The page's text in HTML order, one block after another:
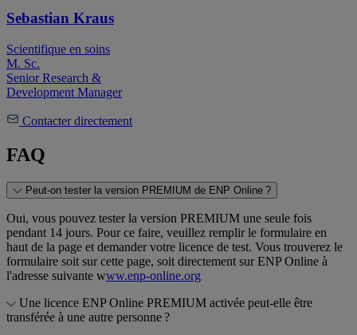
Sebastian Kraus
Scientifique en soins
M. Sc.
Senior Research &
Development Manager
Contacter directement
FAQ
Peut-on tester la version PREMIUM de ENP Online ?
Oui, vous pouvez tester la version PREMIUM une seule fois
pendant 14 jours. Pour ce faire, veuillez remplir le formulaire en
haut de la page et demander votre licence de test. Vous trouverez le
formulaire soit sur cette page, soit directement sur ENP Online à
l'adresse suivante www.enp-online.org
Une licence ENP Online PREMIUM activée peut-elle être
transférée à une autre personne ?